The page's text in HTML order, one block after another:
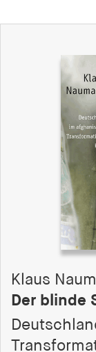
Klaus
Der blinde